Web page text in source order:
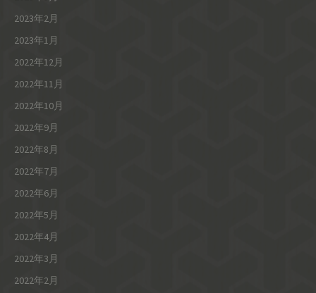
2023年2月
2023年1月
2022年12月
2022年11月
2022年10月
2022年9月
2022年8月
2022年7月
2022年6月
2022年5月
2022年4月
2022年3月
2022年2月